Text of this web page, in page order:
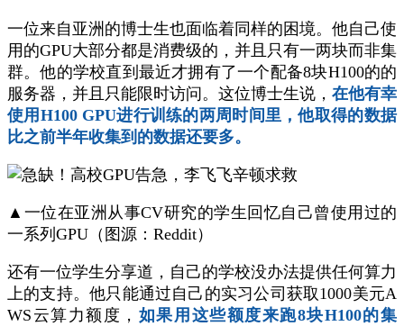
一位来自亚洲的博士生也面临着同样的困境。他自己使
用的GPU大部分都是消费级的，并且只有一两块而非集
群。他的学校直到最近才拥有了一个配备8块H100的的
服务器，并且只能限时访问。这位博士生说， 在他有幸
使用H100 GPU进行训练的两周时间里，他取得的数据
比之前半年收集到的数据还要多。
▲一位在亚洲从事CV研究的学生回忆自己曾使用过的
一系列GPU（图源：Reddit）
还有一位学生分享道，自己的学校没办法提供任何算力
上的支持。他只能通过自己的实习公司获取1000美元A
WS云算力额度， 如果用这些额度来跑8块H100的集